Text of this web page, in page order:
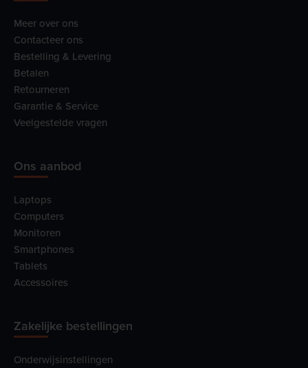
Meer over ons
Contacteer ons
Bestelling & Levering
Betalen
Retourneren
Garantie & Service
Veelgestelde vragen
Ons aanbod
Laptops
Computers
Monitoren
Smartphones
Tablets
Accessoires
Zakelijke bestellingen
Onderwijsinstellingen